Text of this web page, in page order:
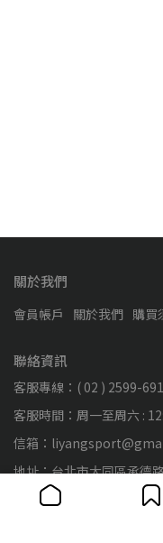
關於我們
會員帳戶 關於我們 購買
聯絡資訊
客服專線：( 02 ) 2599-
客服時間：周一至周六 :
信箱：
地址：台北市大同區承德
統一編號：89138653